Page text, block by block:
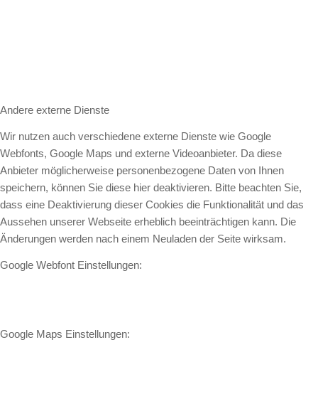
Andere externe Dienste
Wir nutzen auch verschiedene externe Dienste wie Google
Webfonts, Google Maps und externe Videoanbieter. Da diese
Anbieter möglicherweise personenbezogene Daten von Ihnen
speichern, können Sie diese hier deaktivieren. Bitte beachten Sie,
dass eine Deaktivierung dieser Cookies die Funktionalität und das
Aussehen unserer Webseite erheblich beeinträchtigen kann. Die
Änderungen werden nach einem Neuladen der Seite wirksam.
Google Webfont Einstellungen:
Google Maps Einstellungen: